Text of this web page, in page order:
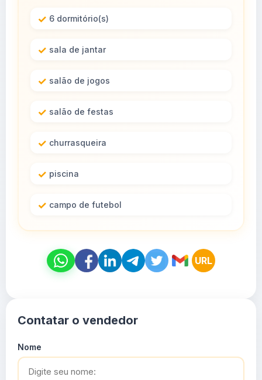
6 dormitório(s)
sala de jantar
salão de jogos
salão de festas
churrasqueira
piscina
campo de futebol
URL
Contatar o vendedor
Nome